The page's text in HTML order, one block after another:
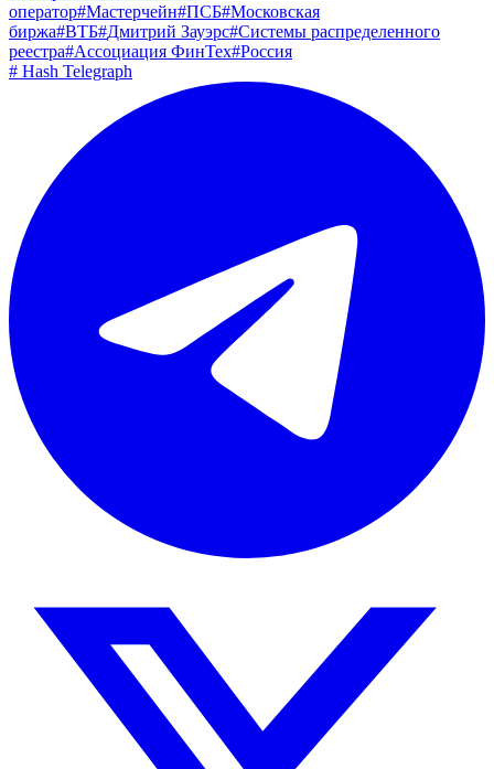
оператор#Мастерчейн#ПСБ#Московская
биржа#ВТБ#Дмитрий Зауэрс#Системы распределенного
реестра#Ассоциация ФинТех#Россия
# Hash Telegraph